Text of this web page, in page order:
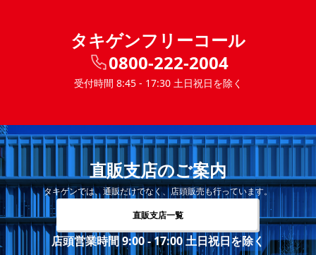
タキゲンフリーコール
0800-222-2004
受付時間 8:45 - 17:30 土日祝日を除く
直販支店のご案内
タキゲンでは、通販だけでなく、店頭販売も行っています。
直販支店一覧
店頭営業時間 9:00 - 17:00 土日祝日を除く